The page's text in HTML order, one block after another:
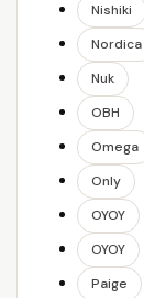
Nishiki
Nordica
Nuk
OBH
Omega
Only
OYOY
OYOY
Paige